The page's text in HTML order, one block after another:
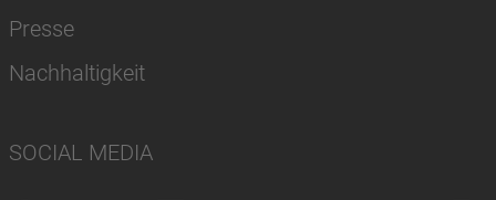
Presse
Nachhaltigkeit
SOCIAL MEDIA